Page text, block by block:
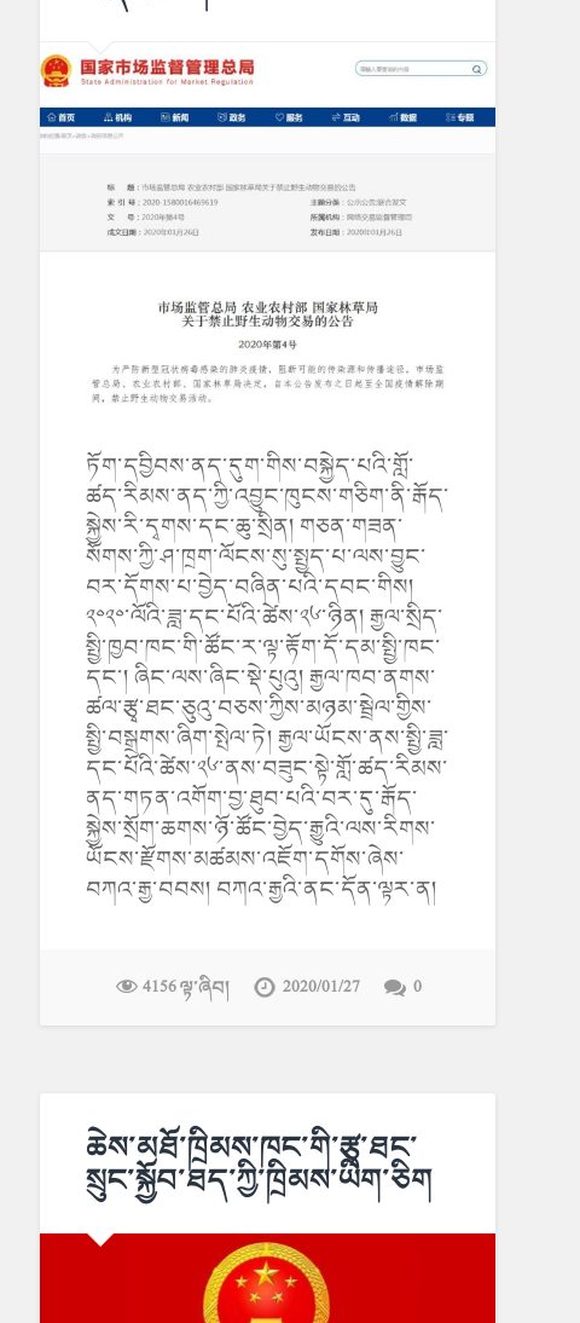
ཏོག་དབྱིབས་ནད་དུག་གིས་བསྐྱེད་པའི་གློ་
ཚད་རིམས་ནད་ཀྱི་འབྱུང་ཁུངས་གཅིག་ནི་རྒོད་
སྐྱེས་རི་དྭགས་དང་ཆུ་སྲིན། གཅན་གཟན་
སོགས་ཀྱི་ཤ་ཁྲག་ལོངས་སུ་སྤྱད་པ་ལས་བྱུང་
བར་དོགས་པ་བྱེད་བཞིན་པའི་དབང་གིས།
༢༠༢༠་ལོའི་ཟླ་དང་པོའི་ཚེས་༢༦་ཉིན། རྒྱལ་སྲིད་
སྤྱི་ཁྱབ་ཁང་གི་ཚོང་ར་ལྟ་རྟོག་དོ་དམ་སྤྱི་ཁང་
དང་། ཞིང་ལས་ཞིང་སྡེ་པུའུ། རྒྱལ་ཁབ་ནགས་
ཚལ་རྩྭ་ཐང་ཅུའུ་བཅས་ཀྱིས་མཉམ་སྦྲེལ་གྱིས་
སྤྱི་བསྒྲགས་ཞིག་སྤེལ་ཏེ། རྒྱལ་ཡོངས་ནས་སྤྱི་ཟླ་
དང་པོའི་ཚེས་༢༦་ནས་བཟུང་སྟེ་གློ་ཚད་རིམས་
ནད་གཏན་འགོག་བྱ་ཐུབ་པའི་བར་དུ་རྒོད་
སྐྱེས་སྲོག་ཆགས་ཉོ་ཚོང་བྱེད་རྒྱུའི་ལས་རིགས་
ཡོངས་རྫོགས་མཚམས་འཇོག་དགོས་ཞེས་
བཀའ་རྒྱ་བབས། བཀའ་རྒྱའི་ནང་དོན་ལྟར་ན།
4156 ལྟ་ཞིབ། 2020/01/27 0
ཆེས་མཐོ་ཁྲིམས་ཁང་གི་རྩྭ་ཐང་
སྲུང་སྐྱོབ་ཐད་ཀྱི་ཁྲིམས་ཡིག་ཅིག